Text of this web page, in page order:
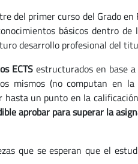
del primer curso del Grado en
básicos dentro de
desarrollo profesional del
ECTS estructurados en base
mismos (no computan en
un punto en la
aprobar para superar la
que se esperan que el